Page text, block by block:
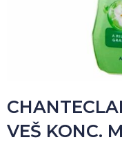
VEŠ KONC.